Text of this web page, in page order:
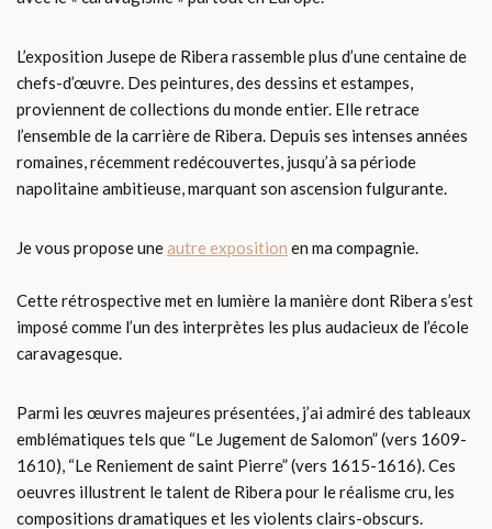
L’exposition Jusepe de Ribera rassemble plus d’une centaine de
chefs-d’œuvre. Des peintures, des dessins et estampes,
proviennent de collections du monde entier. Elle retrace
l’ensemble de la carrière de Ribera. Depuis ses intenses années
romaines, récemment redécouvertes, jusqu’à sa période
napolitaine ambitieuse, marquant son ascension fulgurante.
Je vous propose uneautre exposition en ma compagnie.
Cette rétrospective met en lumière la manière dont Ribera s’est
imposé comme l’un des interprètes les plus audacieux de l’école
caravagesque.
Parmi les œuvres majeures présentées, j’ai admiré des tableaux
emblématiques tels que “Le Jugement de Salomon” (vers 1609-
1610), “Le Reniement de saint Pierre” (vers 1615-1616). Ces
oeuvres illustrent le talent de Ribera pour le réalisme cru, les
compositions dramatiques et les violents clairs-obscurs.